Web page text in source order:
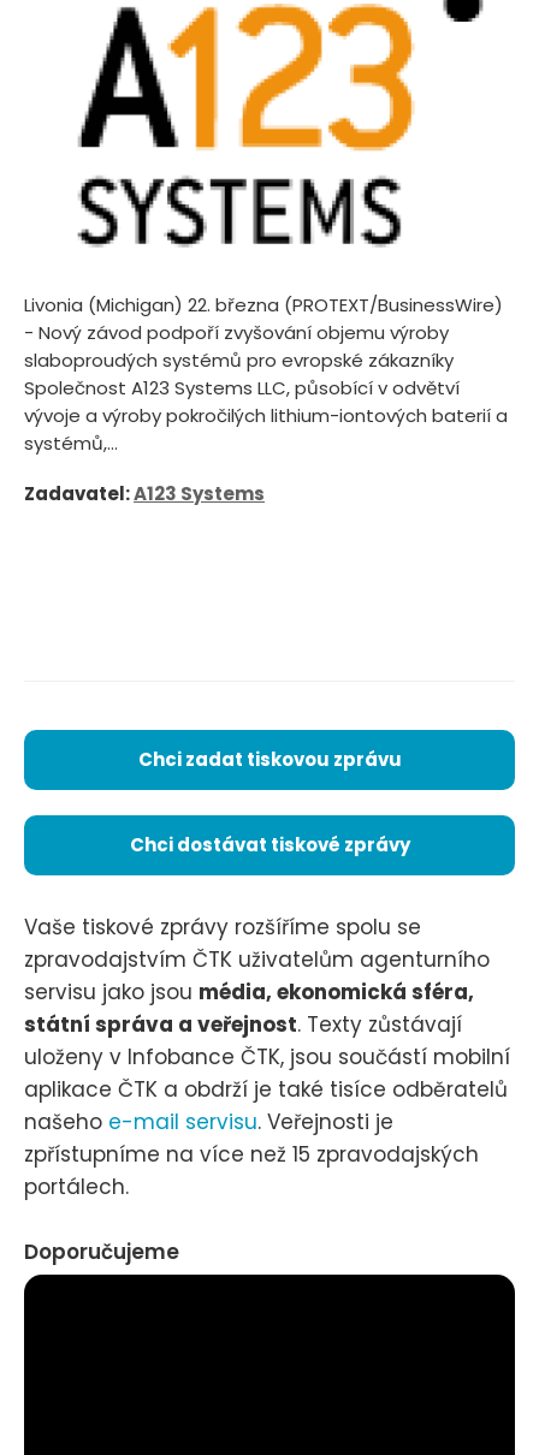
Livonia (Michigan) 22. března (PROTEXT/BusinessWire)
- Nový závod podpoří zvyšování objemu výroby
slaboproudých systémů pro evropské zákazníky
Společnost A123 Systems LLC, působící v odvětví
vývoje a výroby pokročilých lithium-iontových baterií a
systémů,...
Zadavatel:A123 Systems
Chci zadat tiskovou zprávu
Chci dostávat tiskové zprávy
Vaše tiskové zprávy rozšíříme spolu se
zpravodajstvím ČTK uživatelům agenturního
servisu jako jsou média, ekonomická sféra,
státní správa a veřejnost. Texty zůstávají
uloženy v Infobance ČTK, jsou součástí mobilní
aplikace ČTK a obdrží je také tisíce odběratelů
našeho e-mail servisu. Veřejnosti je
zpřístupníme na více než 15 zpravodajských
portálech.
Doporučujeme